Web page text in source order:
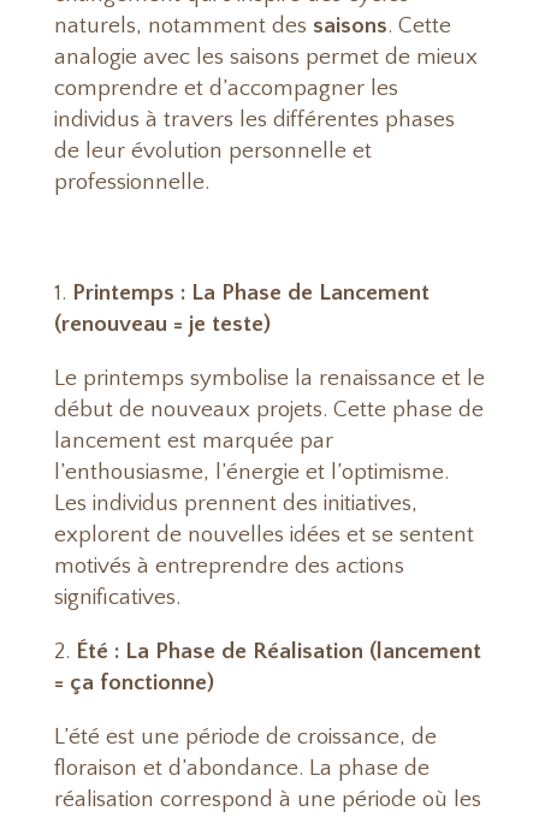
naturels, notamment des saisons. Cette
analogie avec les saisons permet de mieux
comprendre et d’accompagner les
individus à travers les différentes phases
de leur évolution personnelle et
professionnelle.
Printemps : La Phase de Lancement
(renouveau = je teste)
Le printemps symbolise la renaissance et le
début de nouveaux projets. Cette phase de
lancement est marquée par
l’enthousiasme, l’énergie et l’optimisme.
Les individus prennent des initiatives,
explorent de nouvelles idées et se sentent
motivés à entreprendre des actions
significatives.
Été : La Phase de Réalisation (lancement
= ça fonctionne)
L’été est une période de croissance, de
floraison et d’abondance. La phase de
réalisation correspond à une période où les